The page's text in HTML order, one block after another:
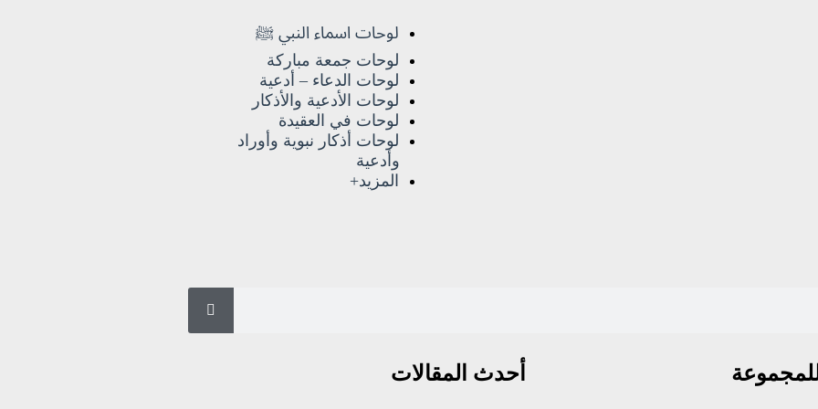
لوحات اسماء النبي ﷺ
لوحات جمعة مباركة
لوحات الدعاء – أدعية
لوحات الأدعية والأذكار
لوحات في العقيدة
لوحات أذكار نبوية وأوراد
وأدعية
المزيد+
أحدث المقالات